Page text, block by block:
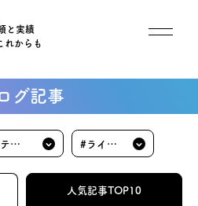
と実績
れからも
グ記事
ゴ #ライフ
スタイ
ル
人気記事TOP10